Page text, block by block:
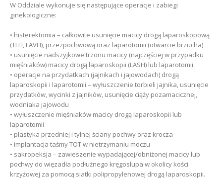
W Oddziale wykonuje się następujące operacje i zabiegi
ginekologiczne:
• histerektomia – całkowite usunięcie macicy drogą laparoskopową
(TLH, LAVH), przezpochwową oraz laparotomii (otwarcie brzucha)
• usunięcie nadszyjkowe trzonu macicy (najczęściej w przypadku
mięśniaków) macicy drogą laparoskopii (LASH) lub laparotomii
• operacje na przydatkach (jajnikach i jajowodach) drogą
laparoskopii i laparotomii – wyłuszczenie torbieli jajnika, usunięcie
przydatków, wycinki z jajników, usunięcie ciąży pozamacicznej,
wodniaka jajowodu
• wyłuszczenie mięśniaków macicy drogą laparoskopii lub
laparotomii
• plastyka przedniej i tylnej ściany pochwy oraz krocza
• implantacja taśmy TOT w nietrzymaniu moczu
• sakropeksja – zawieszenie wypadającej/obniżonej macicy lub
pochwy do więzadła podłużnego kręgosłupa w okolicy kości
krzyżowej za pomocą siatki polipropylenowej drogą laparoskopii.